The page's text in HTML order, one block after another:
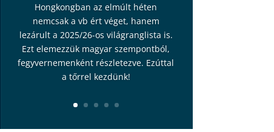
Hongkongban az elmúlt héten
nemcsak a vb ért véget, hanem
lezárult a 2025/26-os világranglista is.
Ezt elemezzük magyar szempontból,
fegyvernemenként részletezve. Ezúttal
a tőrrel kezdünk!